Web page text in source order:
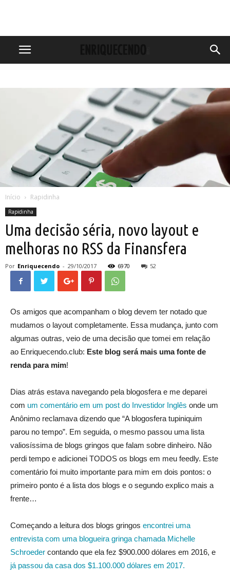
Início Rapidinha
Rapidinha
Uma decisão séria, novo layout e
melhoras no RSS da Finansfera
Por Enriquecendo - 29/10/2017 6970 52
Os amigos que acompanham o blog devem ter notado que
mudamos o layout completamente. Essa mudança, junto com
algumas outras, veio de uma decisão que tomei em relação
ao Enriquecendo.club: Este blog será mais uma fonte de
renda para mim!
Dias atrás estava navegando pela blogosfera e me deparei
com um comentário em um post do Investidor Inglês onde um
Anônimo reclamava dizendo que “A blogosfera tupiniquim
parou no tempo”. Em seguida, o mesmo passou uma lista
valiosíssima de blogs gringos que falam sobre dinheiro. Não
perdi tempo e adicionei TODOS os blogs em meu feedly. Este
comentário foi muito importante para mim em dois pontos: o
primeiro ponto é a lista dos blogs e o segundo explico mais a
frente…
Começando a leitura dos blogs gringos encontrei uma
entrevista com uma blogueira gringa chamada Michelle
Schroeder contando que ela fez $900.000 dólares em 2016, e
já passou da casa dos $1.100.000 dólares em 2017.